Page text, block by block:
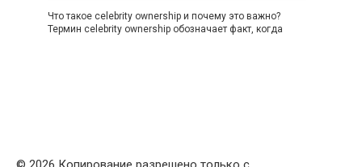
Что такое celebrity ownership и почему это важно?
Термин celebrity ownership обозначает факт, когда